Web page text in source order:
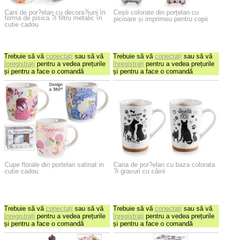
Cani de por?elan cu decora?iuni în
forma de pisica ?i filtru metalic în
cutie cadou
Trebuie să vă conectați sau să vă
înregistrați pentru a vedea prețurile
și pentru a face o comandă
Cești colorate din porțelan cu
picioare și imprimeu pentru copii
Trebuie să văconectați sau să vă
înregistrați pentru a vedea prețurile
și pentru a face o comandă
Cupe florale din portelan satinat in
cutie cadou
Trebuie să vă conectați sau să vă
înregistrați pentru a vedea prețurile
și pentru a face o comandă
Cana de por?elan cu baza colorata
?i gravuri cu câini
Trebuie să văconectați sau să vă
înregistrați pentru a vedea prețurile
și pentru a face o comandă